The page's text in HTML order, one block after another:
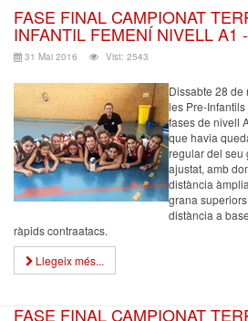
FASE FINAL CAMPIONAT
INFANTIL FEMENÍ NIVELL A1
31 Mai 2016 Vist: 2543
Dissabte 28 de
les Pre-
fases de nivell
que havia
regular del seu
ajustat, amb
distància
grana
distància a
ràpids contraatacs.
Llegeix més...
FASE FINAL CAMPIONAT